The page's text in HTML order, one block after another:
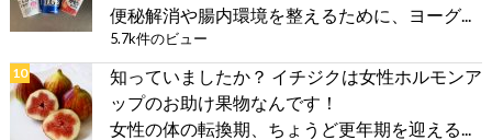
便秘解消や腸内環境を整えるために、ヨーグ...
5.7k件のビュー
知っていましたか？ イチジクは女性ホルモンア
ップのお助け果物なんです！
女性の体の転換期、ちょうど更年期を迎える...